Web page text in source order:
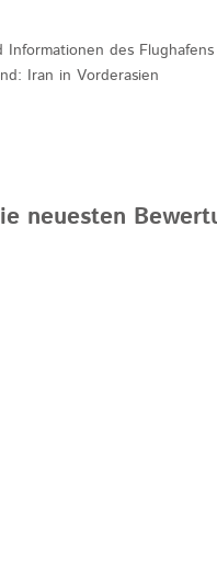
des
Iran in Vorderasien
neuesten